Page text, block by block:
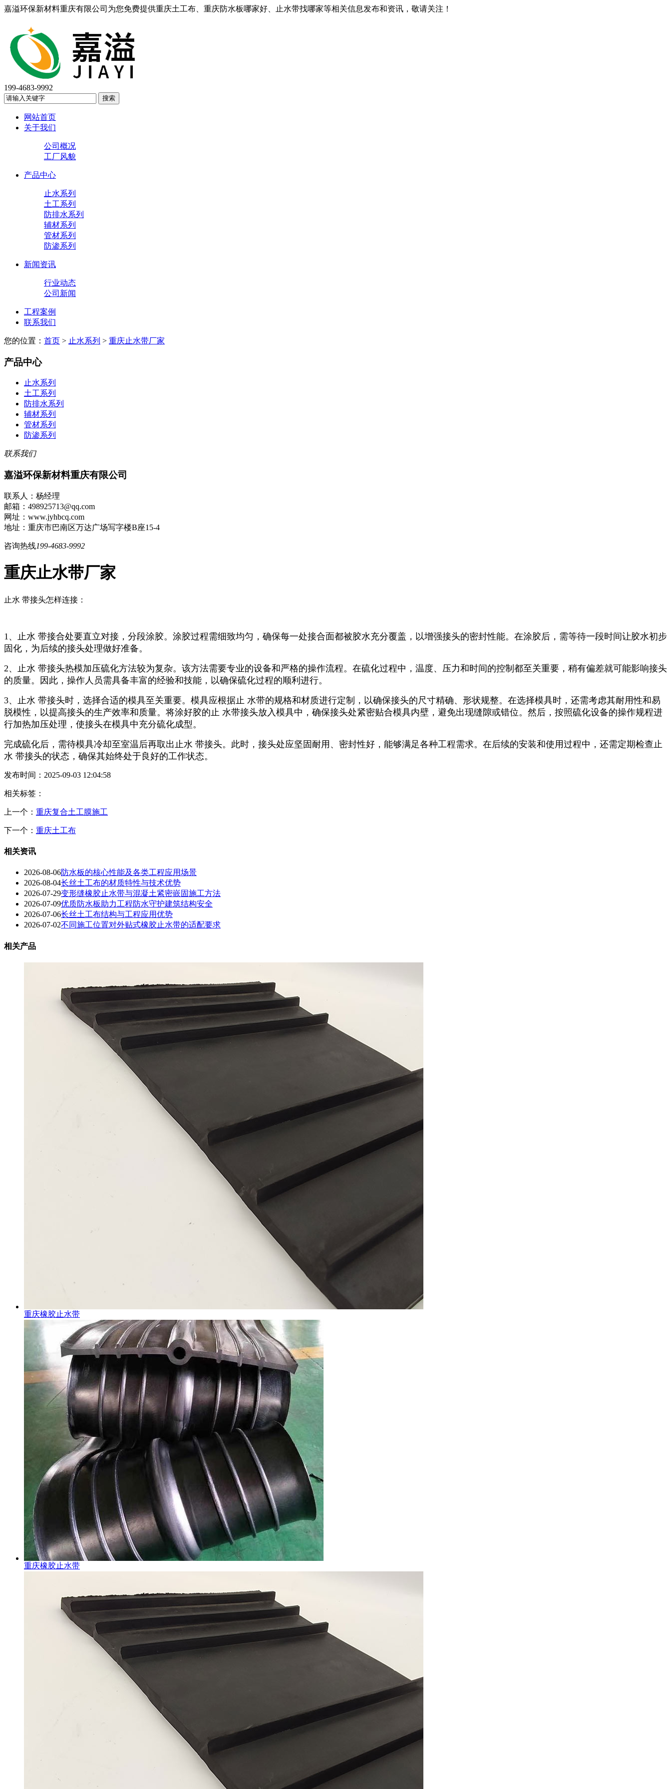
嘉溢环保新材料重庆有限公司为您免费提供重庆土工布、重庆防水板哪家好、止水带找哪家等相关信息发布和资讯，敬请关注！
199-4683-9992
网站首页
关于我们
公司概况
工厂风貌
产品中心
止水系列
土工系列
防排水系列
辅材系列
管材系列
防渗系列
新闻资讯
行业动态
公司新闻
工程案例
联系我们
您的位置： 首页 > 止水系列 > 重庆止水带厂家
产品中心
止水系列
土工系列
防排水系列
辅材系列
管材系列
防渗系列
联系我们
嘉溢环保新材料重庆有限公司
联系人：杨经理
邮箱：498925713@qq.com
网址：www.jyhbcq.com
地址：重庆市巴南区万达广场写字楼B座15-4
咨询热线199-4683-9992
重庆止水带厂家
止水 带接头怎样连接：
1、止水 带接合处要直立对接，分段涂胶。涂胶过程需细致均匀，确保每一处接合面都被胶水充分覆盖，以增强接头的密封性能。在涂胶后，需等待一段时间让胶水初步
固化，为后续的接头处理做好准备。
2、止水 带接头热模加压硫化方法较为复杂。该方法需要专业的设备和严格的操作流程。在硫化过程中，温度、压力和时间的控制都至关重要，稍有偏差就可能影响接头
的质量。因此，操作人员需具备丰富的经验和技能，以确保硫化过程的顺利进行。
3、止水 带接头时，选择合适的模具至关重要。模具应根据止 水带的规格和材质进行定制，以确保接头的尺寸精确、形状规整。在选择模具时，还需考虑其耐用性和易
脱模性，以提高接头的生产效率和质量。将涂好胶的止 水带接头放入模具中，确保接头处紧密贴合模具内壁，避免出现缝隙或错位。然后，按照硫化设备的操作规程进
行加热加压处理，使接头在模具中充分硫化成型。
完成硫化后，需待模具冷却至室温后再取出止水 带接头。此时，接头处应坚固耐用、密封性好，能够满足各种工程需求。在后续的安装和使用过程中，还需定期检查止
水 带接头的状态，确保其始终处于良好的工作状态。
发布时间：2025-09-03 12:04:58
相关标签：
上一个： 重庆复合土工膜施工
下一个： 重庆土工布
相关资讯
2026-08-06防水板的核心性能及各类工程应用场景
2026-08-04长丝土工布的材质特性与技术优势
2026-07-29变形缝橡胶止水带与混凝土紧密嵌固施工方法
2026-07-09优质防水板助力工程防水守护建筑结构安全
2026-07-06长丝土工布结构与工程应用优势
2026-07-02不同施工位置对外贴式橡胶止水带的适配要求
相关产品
重庆橡胶止水带
重庆橡胶止水带